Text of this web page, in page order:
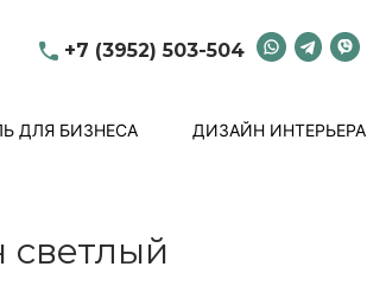
+7 (3952) 503-504
ДЛЯ БИЗНЕСА ДИЗАЙН ИНТЕРЬЕРА
светлый